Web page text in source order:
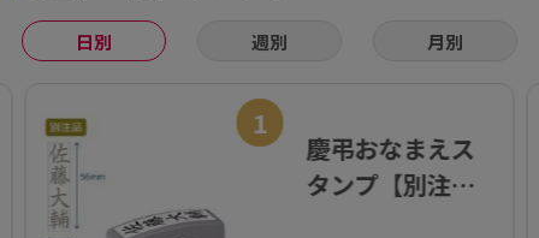
日別 週別 月別
1
慶弔おなまえス
タンプ【別注